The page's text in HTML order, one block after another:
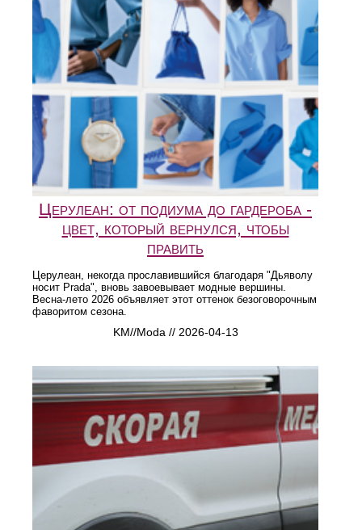
Церулеан: от подиума до гардероба -
цвет, который вернулся, чтобы
править
Церулеан, некогда прославившийся благодаря "Дьяволу
носит Prada", вновь завоевывает модные вершины.
Весна-лето 2026 объявляет этот оттенок безоговорочным
фаворитом сезона.
KM//Moda // 2026-04-13